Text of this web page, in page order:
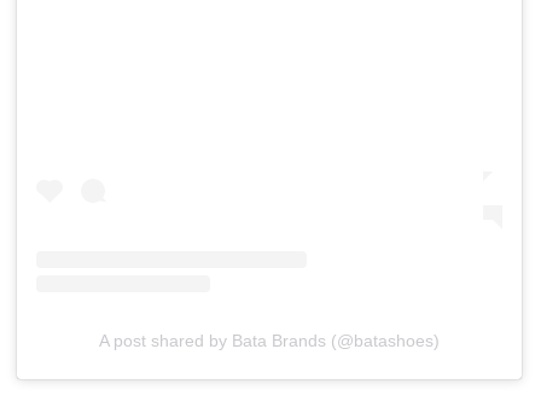
A post shared by Bata Brands (@batashoes)